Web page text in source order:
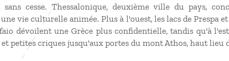
sans cesse. Thessalonique, deuxième ville du pays,
vie culturelle animée. Plus à l'ouest, les lacs de Prespa
dévoilent une Grèce plus confidentielle, tandis qu'à
et petites criques jusqu'aux portes du mont Athos, haut lieu